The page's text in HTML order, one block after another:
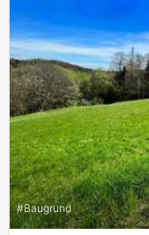
#Baugrund